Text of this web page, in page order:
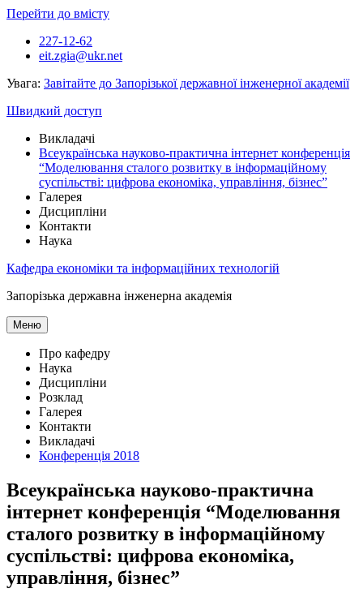
Перейти до вмісту
227-12-62
eit.zgia@ukr.net
Увага: Завітайте до Запорізької державної інженерної академії
Швидкий доступ
Викладачі
Всеукраїнська науково-практична інтернет конференція
“Моделювання сталого розвитку в інформаційному
суспільстві: цифрова економіка, управління, бізнес”
Галерея
Дисципліни
Контакти
Наука
Кафедра економіки та інформаційних технологій
Запорізька державна інженерна академія
Меню
Про кафедру
Наука
Дисципліни
Розклад
Галерея
Контакти
Викладачі
Конференція 2018
Всеукраїнська науково-практична
інтернет конференція “Моделювання
сталого розвитку в інформаційному
суспільстві: цифрова економіка,
управління, бізнес”